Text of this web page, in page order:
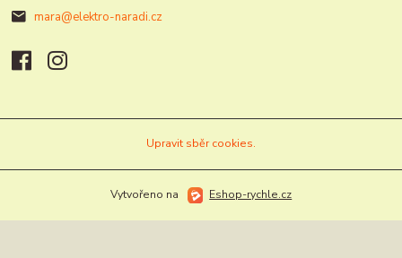
mara@elektro-naradi.cz
Upravit sběr cookies.
Vytvořeno na Eshop-rychle.cz